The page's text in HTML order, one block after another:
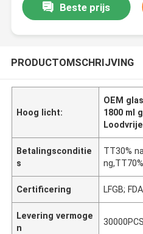
Beste prijs
PRODUCTOMSCHRIJVING
Hoog licht:
OEM
1800 ml
Betalingsconditie
s
TT30%
Certificering LFGB; FDA
Levering vermoge
n